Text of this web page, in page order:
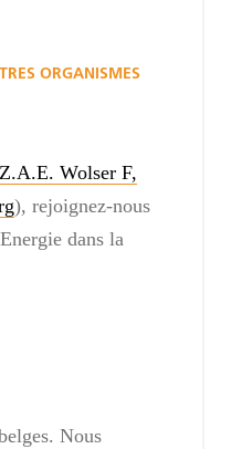
ORGANISMES
Wolser F,
), rejoignez-nous
dans la
Nous